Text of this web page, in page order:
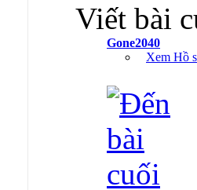
Viết bài
Gone2040
Xem Hồ